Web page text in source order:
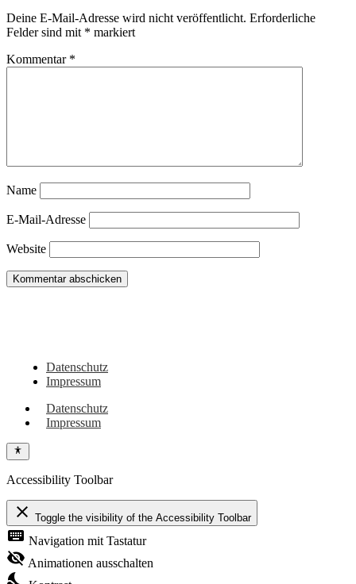
Deine E-Mail-Adresse wird nicht veröffentlicht. Erforderliche
Felder sind mit * markiert
Kommentar *
Name
E-Mail-Adresse
Website
Datenschutz
Impressum
Datenschutz
Impressum
Accessibility Toolbar
close Toggle the visibility of the Accessibility Toolbar
keyboard Navigation mit Tastatur
visibility_off Animationen ausschalten